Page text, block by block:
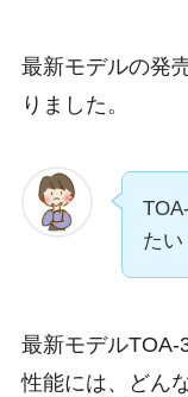
最新モデルの発
りました。
たい
最新モデルTOA-
性能には、どん